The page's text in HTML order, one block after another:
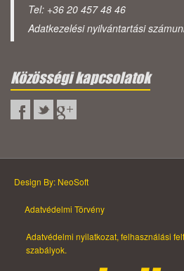
Tel: +36 20 457 48 46
Adatkezelési nyilvántartási
Közösségi kapcsolatok
Design By: NeoSoft
Adatvédelmi Törvény
Adatvédelmi nyilatkozat, felhasználási
szabályok.